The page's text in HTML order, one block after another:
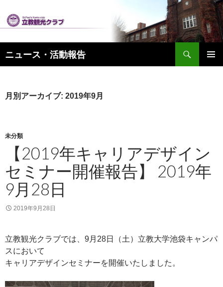
ニュース・活動報告
索
ン
キ
月別アーカイブ: 2019年9月
未分類
【2019年キャリアデザイン
セミナー開催報告】 2019年
9月28日
2019年9月28日
立教観光クラブでは、9月28日（土）立教大学池袋キャンパ
スにおいて
キャリアデザインセミナーを開催いたしました。